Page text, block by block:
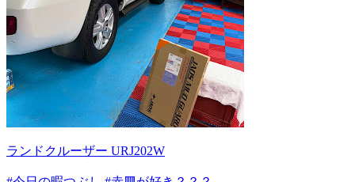
ランドクルーザー URJ202W